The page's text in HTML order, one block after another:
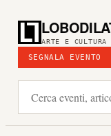
ARTE E
SEGNALA EVENTO